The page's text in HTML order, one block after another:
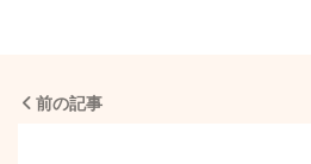
前の記事